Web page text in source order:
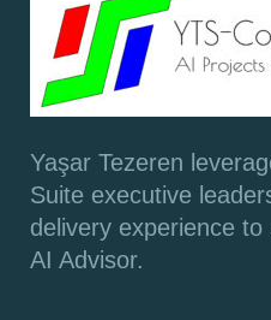
Yaşar Tezeren
Suite executive
delivery experience
AI Advisor.